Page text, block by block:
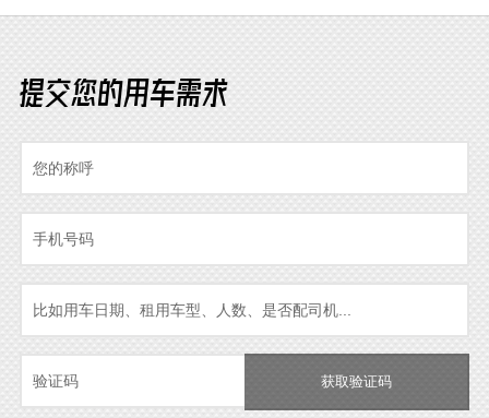
提交您的用车需求
获取验证码